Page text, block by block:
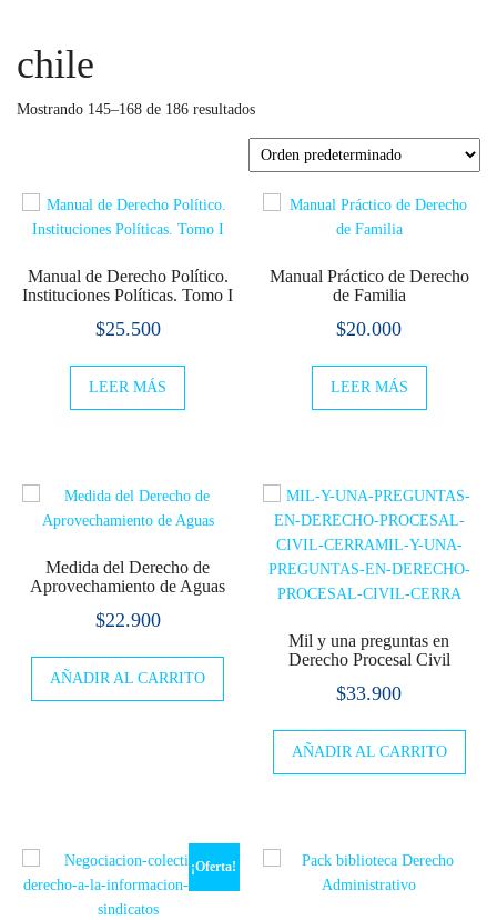
chile
Mostrando 145–168 de 186 resultados
Manual de Derecho Político.
Instituciones Políticas. Tomo I
$25.500
LEER MÁS
Manual Práctico de Derecho
de Familia
$20.000
LEER MÁS
Medida del Derecho de
Aprovechamiento de Aguas
$22.900
AÑADIR AL CARRITO
Mil y una preguntas en
Derecho Procesal Civil
$33.900
AÑADIR AL CARRITO
¡Oferta!